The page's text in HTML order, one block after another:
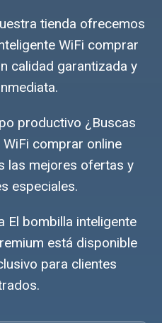
tienda ofrecemos
WiFi comprar
calidad garantizada y
productivo ¿Buscas
comprar online
las mejores ofertas y
especiales.
El bombilla inteligente
está disponible
para clientes